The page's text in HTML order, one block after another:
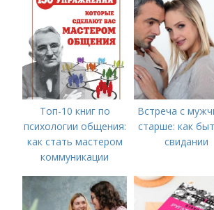
Топ-10 книг по
психологии общения:
как стать мастером
коммуникации
Встреча с
старше: как
свидании